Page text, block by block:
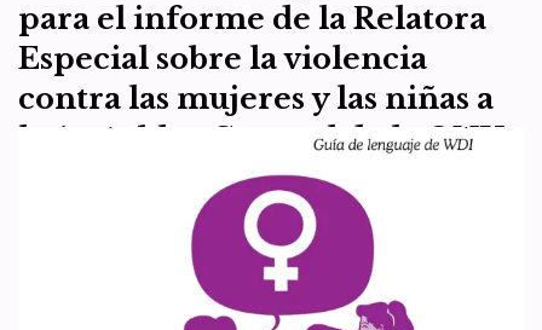
para el informe de la Relatora
Especial sobre la violencia
contra las mujeres y las niñas a
la Asamblea General de la ONU
sobre la violencia contra las
mujeres y las niñas en el
15 de mayo de 2024 Artículo 7,Artículo 8